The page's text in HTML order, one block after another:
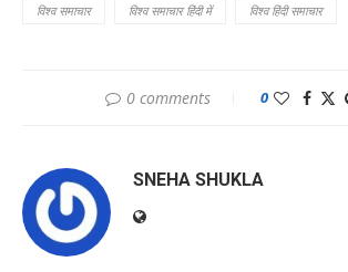
विश्व समाचार विश्व समाचार हिंदी में विश्व हिंदी समाचार
0 comments 0
SNEHA SHUKLA